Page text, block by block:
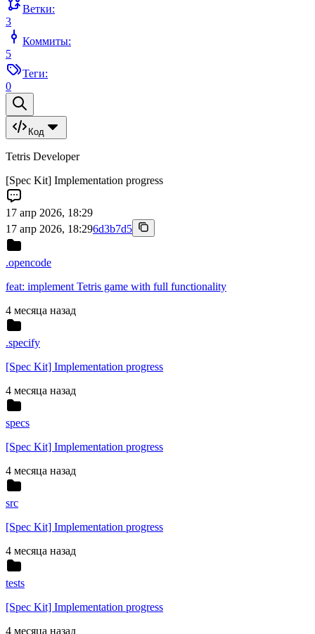
Ветки:
3
Коммиты:
5
Теги:
0
Код
Tetris Developer
[Spec Kit] Implementation progress
17 апр 2026, 18:29
17 апр 2026, 18:296d3b7d5
.opencode
feat: implement Tetris game with full functionality
4 месяца назад
.specify
[Spec Kit] Implementation progress
4 месяца назад
specs
[Spec Kit] Implementation progress
4 месяца назад
src
[Spec Kit] Implementation progress
4 месяца назад
tests
[Spec Kit] Implementation progress
4 месяца назад